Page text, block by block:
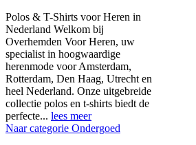
Polos & T-Shirts voor Heren in
Nederland Welkom bij
Overhemden Voor Heren, uw
specialist in hoogwaardige
herenmode voor Amsterdam,
Rotterdam, Den Haag, Utrecht en
heel Nederland. Onze uitgebreide
collectie polos en t-shirts biedt de
perfecte... lees meer
Naar categorie Ondergoed